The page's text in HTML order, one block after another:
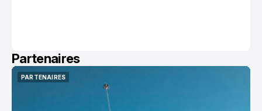
Partenaires
PARTENAIRES